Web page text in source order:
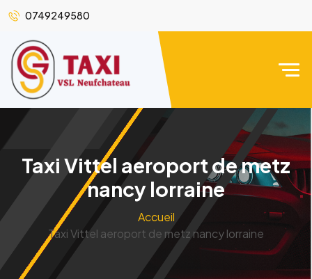
0749249580
Taxi Vittel aeroport de metz
nancy lorraine
Accueil
Taxi Vittel aeroport de metz nancy lorraine